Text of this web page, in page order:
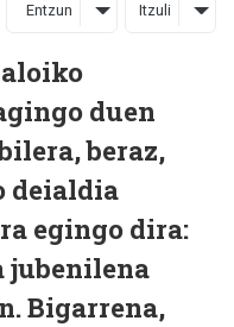
Entzun Itzuli
duen
beraz,
deialdia
egingo dira:
jubenilena
Bigarrena,